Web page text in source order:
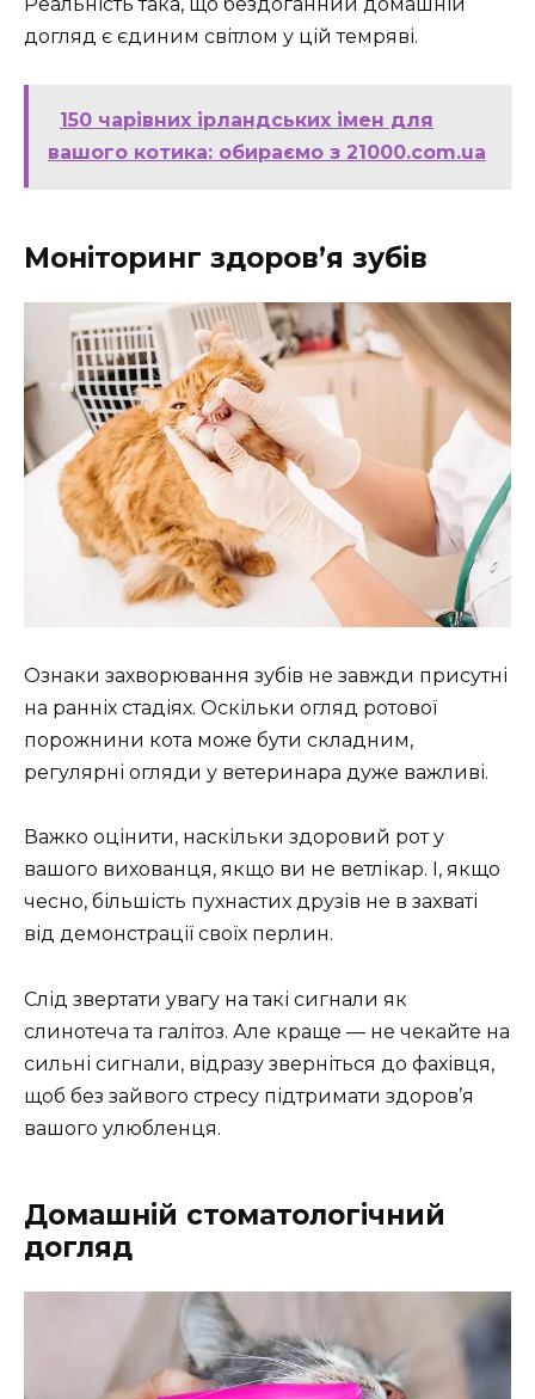
догляд є єдиним світлом у цій темряві.
150 чарівних ірландських імен для
вашого котика: обираємо з 21000.com.ua
Моніторинг здоров’я зубів
Ознаки захворювання зубів не завжди присутні
на ранніх стадіях. Оскільки огляд ротової
порожнини кота може бути складним,
регулярні огляди у ветеринара дуже важливі.
Важко оцінити, наскільки здоровий рот у
вашого вихованця, якщо ви не ветлікар. І, якщо
чесно, більшість пухнастих друзів не в захваті
від демонстрації своїх перлин.
Слід звертати увагу на такі сигнали як
слинотеча та галітоз. Але краще — не чекайте на
сильні сигнали, відразу зверніться до фахівця,
щоб без зайвого стресу підтримати здоров’я
вашого улюбленця.
Домашній стоматологічний
догляд